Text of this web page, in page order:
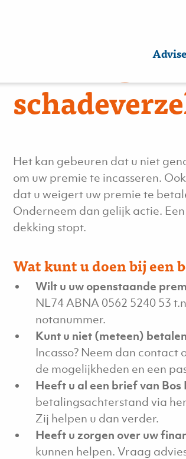
Het kan gebeuren dat u niet
om uw premie te incasseren.
dat u weigert uw premie te
Onderneem dan gelijk actie.
dekking stopt.
Wat kunt u doen bij een
Wilt u uw openstaande
NL74 ABNA 0562 5240 53
notanummer.
Kunt u niet (meteen)
Incasso? Neem dan contact
de mogelijkheden en een
Heeft u al een brief van Bos
betalingsachterstand via
Zij helpen u dan verder.
Heeft u zorgen over uw
kunnen helpen. Vraag